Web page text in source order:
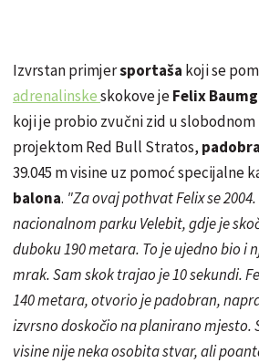
Izvrstan primjersportaša koji se
adrenalinskeskokove jeFelix
koji je probio zvučni zid u slobodnom
projektom Red Bull Stratos,
39.045 m visine uz pomoć specijalne
balona. "Za ovaj pothvat Felix se
nacionalnom parku Velebit, gdje je
duboku 190 metara. To je ujedno bio i
mrak. Sam skok trajao je 10 sekundi.
140 metara, otvorio je padobran,
izvrsno doskočio na planirano mjesto.
visine nije neka osobita stvar, ali